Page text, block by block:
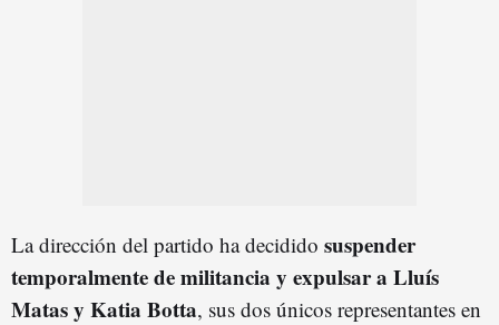
La dirección del partido ha decidido suspender
temporalmente de militancia y expulsara Lluís
Matas y Katia Botta, sus dos únicos representantes en